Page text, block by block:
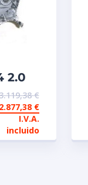
2.0
de
€
2.877,38 €
I.V.A.
incluido